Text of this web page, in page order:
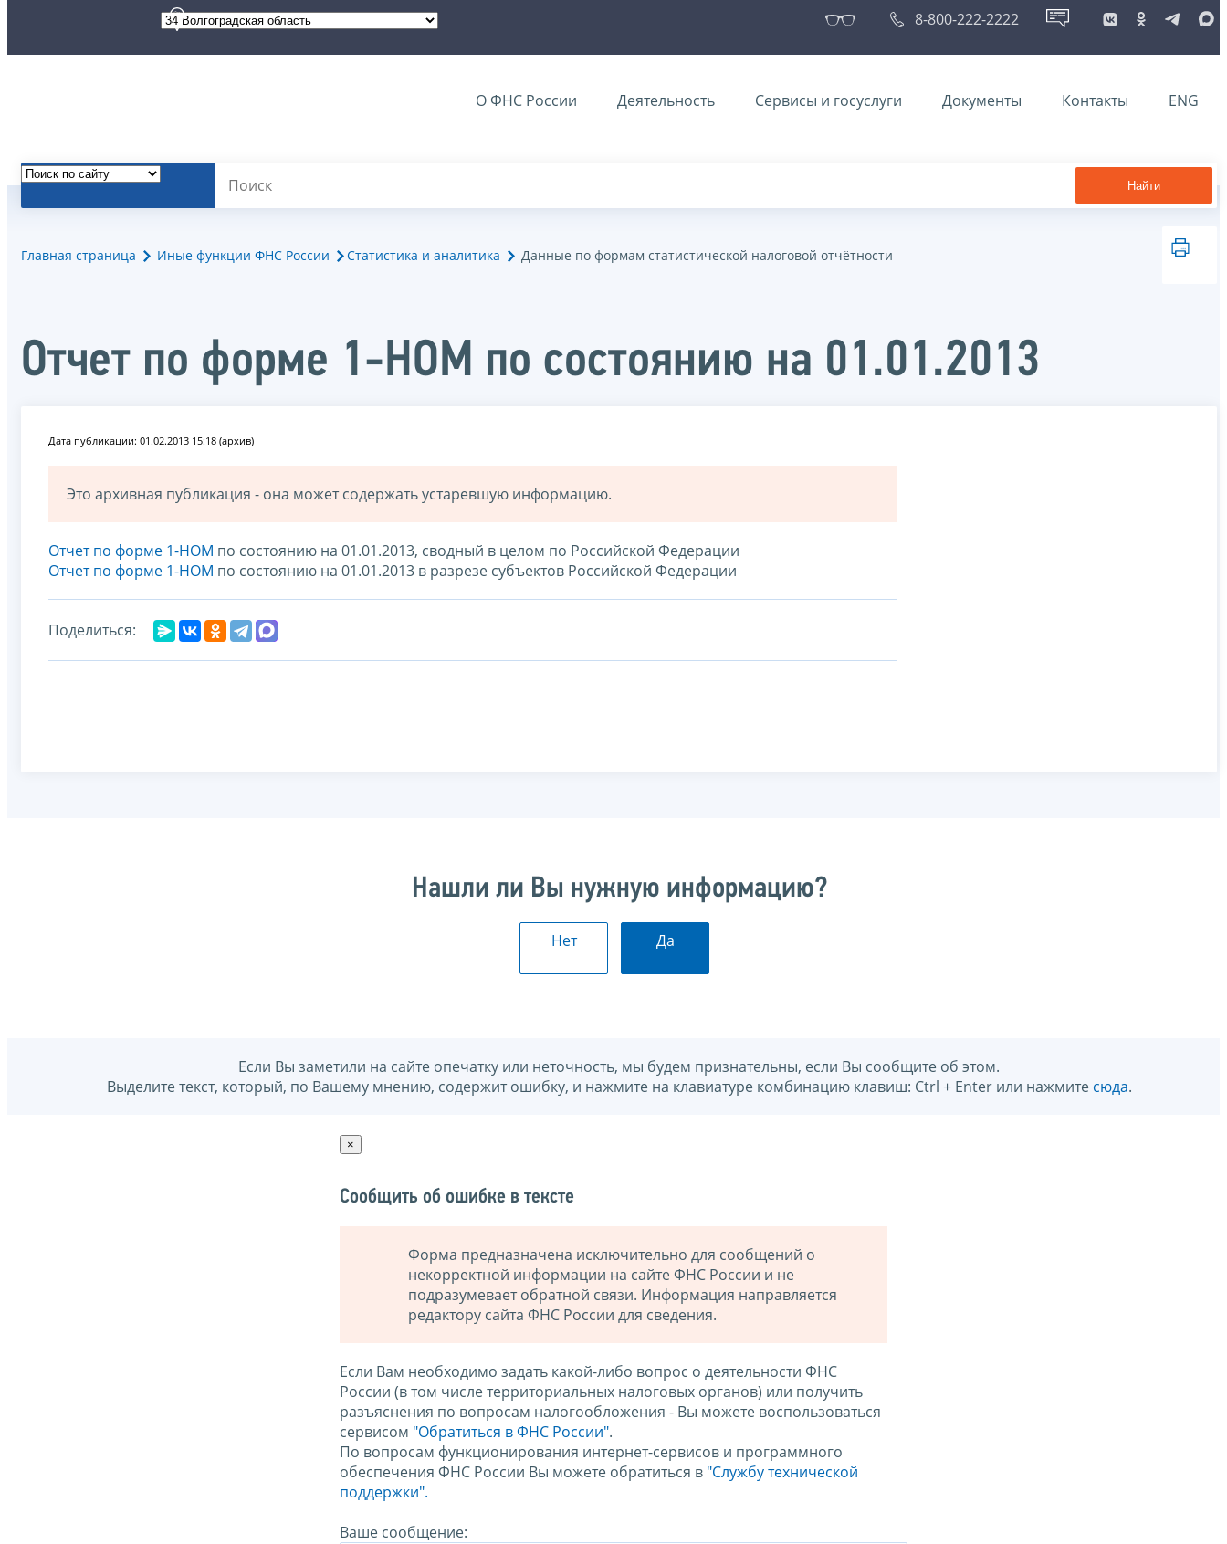
8-800-222-2222
О ФНС России Деятельность Сервисы и госуслуги Документы Контакты ENG
Найти
Главная страница Иные функции ФНС России Статистика и аналитика Данные по формам статистической налоговой отчётности
Отчет по форме 1-НОМ по состоянию на 01.01.2013
Дата публикации: 01.02.2013 15:18 (архив)
Это архивная публикация - она может содержать устаревшую информацию.
Отчет по форме 1-НОМ по состоянию на 01.01.2013, сводный в целом по Российской Федерации
Отчет по форме 1-НОМ по состоянию на 01.01.2013 в разрезе субъектов Российской Федерации
Поделиться:
Нашли ли Вы нужную информацию?
Нет Да
Если Вы заметили на сайте опечатку или неточность, мы будем признательны, если Вы сообщите об этом.
Выделите текст, который, по Вашему мнению, содержит ошибку, и нажмите на клавиатуре комбинацию клавиш: Ctrl + Enter или нажмите сюда.
×
Сообщить об ошибке в тексте
Форма предназначена исключительно для сообщений о
некорректной информации на сайте ФНС России и не
подразумевает обратной связи. Информация направляется
редактору сайта ФНС России для сведения.
Если Вам необходимо задать какой-либо вопрос о деятельности ФНС
России (в том числе территориальных налоговых органов) или получить
разъяснения по вопросам налогообложения - Вы можете воспользоваться
сервисом "Обратиться в ФНС России".
По вопросам функционирования интернет-сервисов и программного
обеспечения ФНС России Вы можете обратиться в "Службу технической
поддержки".
Ваше сообщение: